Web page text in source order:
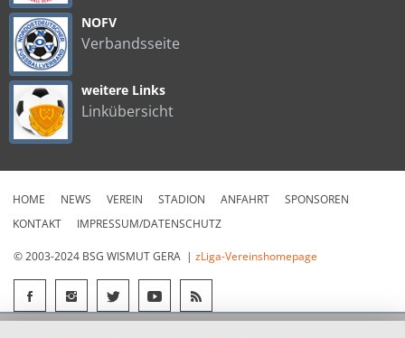
NOFV
Verbandsseite
weitere Links
Linkübersicht
HOME NEWS VEREIN STADION ANFAHRT
SPONSOREN
KONTAKT
IMPRESSUM/DATENSCHUTZ
© 2003-2024 BSG WISMUT GERA | zLiga-Vereinshomepage